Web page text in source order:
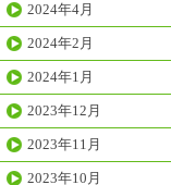
2024年4月
2024年2月
2024年1月
2023年12月
2023年11月
2023年10月